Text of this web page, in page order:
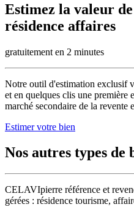
Estimez la valeur
résidence affaires
gratuitement en 2 minutes
Notre outil d'estimation exclusif
et en quelques clis une première
marché secondaire de la revente
Estimer votre bien
Nos autres types de
CELAVIpierre référence et
gérées : résidence tourisme,